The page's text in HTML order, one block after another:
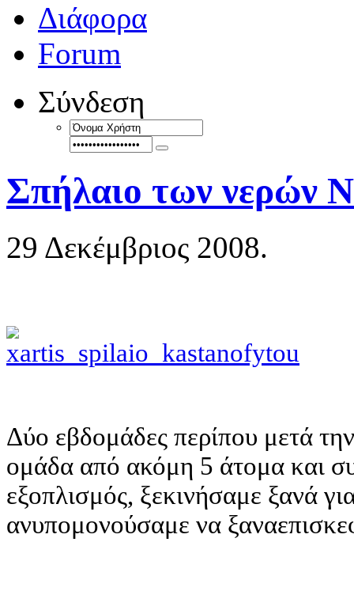
Διάφορα
Forum
Σύνδεση
Σπήλαιο των νερών
29 Δεκέμβριος 2008.
Δύο εβδομάδες περίπου μετά
ομάδα από ακόμη 5 άτομα και
εξοπλισμός, ξεκινήσαμε ξανά
ανυπομονούσαμε να